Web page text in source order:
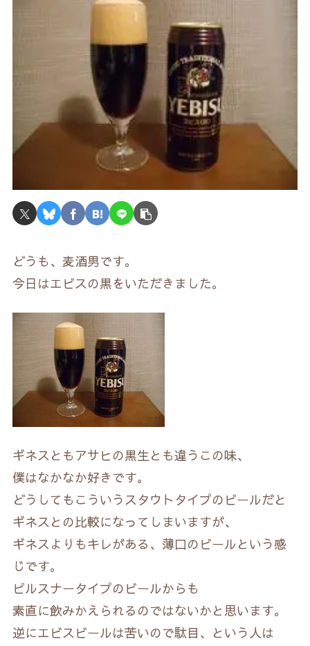
どうも、麦酒男です。
今日はエビスの黒をいただきました。
ギネスともアサヒの黒生とも違うこの味、
僕はなかなか好きです。
どうしてもこういうスタウトタイプのビールだと
ギネスとの比較になってしまいますが、
ギネスよりもキレがある、薄口のビールという感
じです。
ピルスナータイプのビールからも
素直に飲みかえられるのではないかと思います。
逆にエビスビールは苦いので駄目、という人は